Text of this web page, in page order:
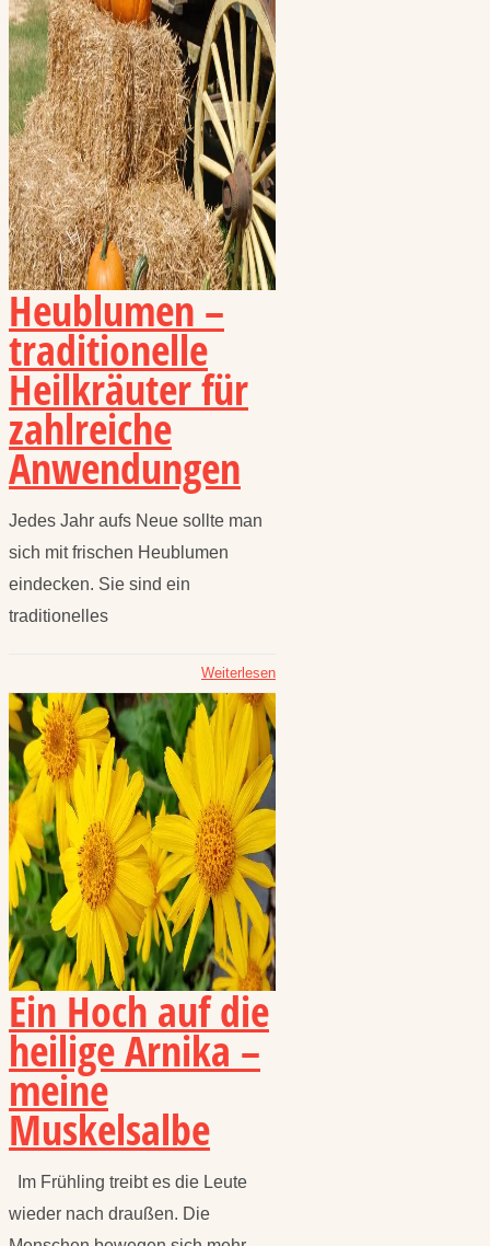
Heublumen –
traditionelle
Heilkräuter für
zahlreiche
Anwendungen
Jedes Jahr aufs Neue sollte man
sich mit frischen Heublumen
eindecken. Sie sind ein
traditionelles
Weiterlesen
Ein Hoch auf die
heilige Arnika –
meine
Muskelsalbe
Im Frühling treibt es die Leute
wieder nach draußen. Die